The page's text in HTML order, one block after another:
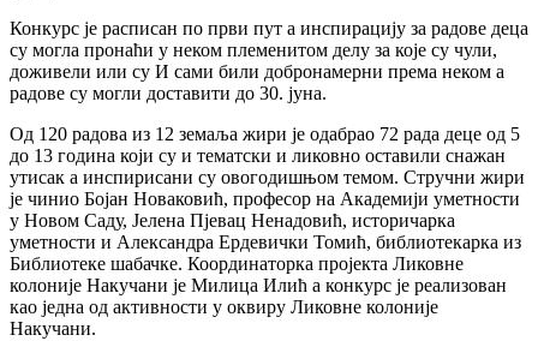
Конкурс је расписан по први пут а инспирацију за радове деца
су могла пронаћи у неком племенитом делу за које су чули,
доживели или су И сами били добронамерни према неком а
радове су могли доставити до 30. јуна.
Од 120 радова из 12 земаља жири је одабрао 72 рада деце од 5
до 13 година који су и тематски и ликовно оставили снажан
утисак а инспирисани су овогодишњом темом. Стручни жири
је чинио Бојан Новаковић, професор на Академији уметности
у Новом Саду, Јелена Пјевац Ненадовић, историчарка
уметности и Александра Ердевички Томић, библиотекарка из
Библиотеке шабачке. Координаторка пројекта Ликовне
колоније Накучани је Милица Илић а конкурс је реализован
као једна од активности у оквиру Ликовне колоније
Накучани.